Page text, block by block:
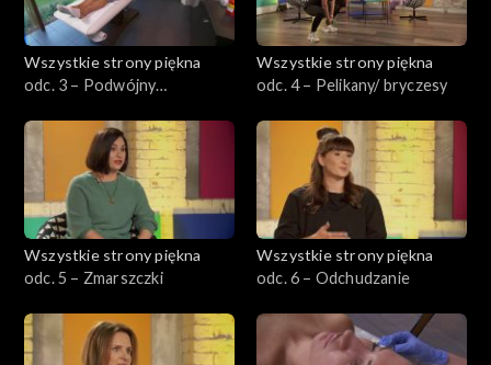
Wszystkie strony piękna
odc. 3 – Podwójny
Wszystkie strony piękna
odc. 4 – Pelikany/ bryczesy
Wszystkie strony piękna
odc. 5 – Zmarszczki
Wszystkie strony piękna
odc. 6 – Odchudzanie